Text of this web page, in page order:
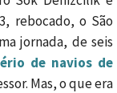
rebocado, o São
jornada, de seis
de navios de
Mas, o que era